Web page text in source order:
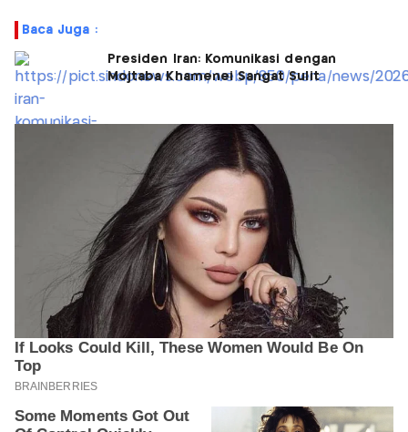
Baca Juga :
Presiden Iran: Komunikasi dengan
Mojtaba Khamenei Sangat Sulit